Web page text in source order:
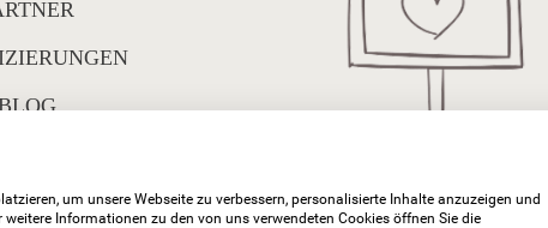
um unsere Webseite zu verbessern, personalisierte Inhalte anzuzeigen und
weitere Informationen zu den von uns verwendeten Cookies öffnen Sie die